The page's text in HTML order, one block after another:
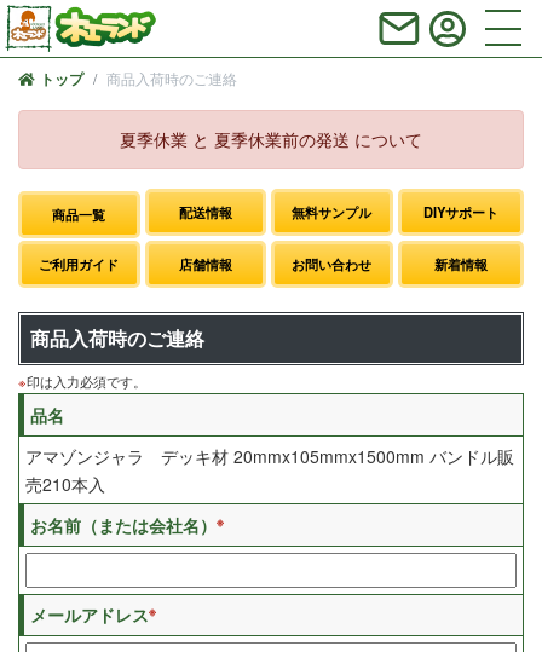
トップ 商品入荷時のご連絡
夏季休業 と 夏季休業前の発送 について
商品一覧 配送情報 無料サンプル DIYサポート
ご利用ガイド 店舗情報 お問い合わせ 新着情報
商品入荷時のご連絡
※印は入力必須です。
品名
アマゾンジャラ デッキ材 20mmx105mmx1500mm バンドル販
売210本入
お名前（または会社名） ※
メールアドレス※